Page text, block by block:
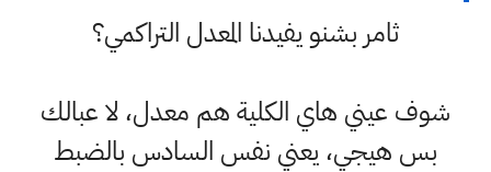
ثامر بشنو يفيدنا المعدل التراكمي؟
شوف عيني هاي الكلية هم معدل، لا عبالك
بس هيجي، يعني نفس السادس بالضبط